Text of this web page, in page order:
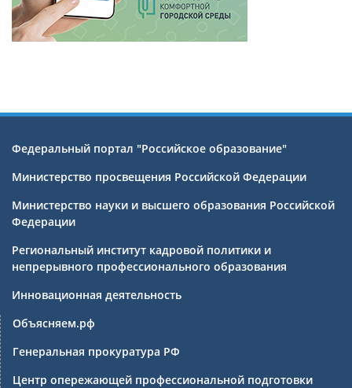
Федеральный портал "Российское образование"
Министерство просвещения Российской Федерации
Министерство науки и высшего образования Российской
Федерации
Региональный институт кадровой политики и
непрерывного профессионального образования
Инновационная деятельность
Объясняем.рф
Генеральная прокуратура РФ
Центр опережающей профессиональной подготовки